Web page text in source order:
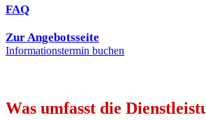
FAQ
Zur Angebotsseite
Informationstermin buchen
Was umfasst die